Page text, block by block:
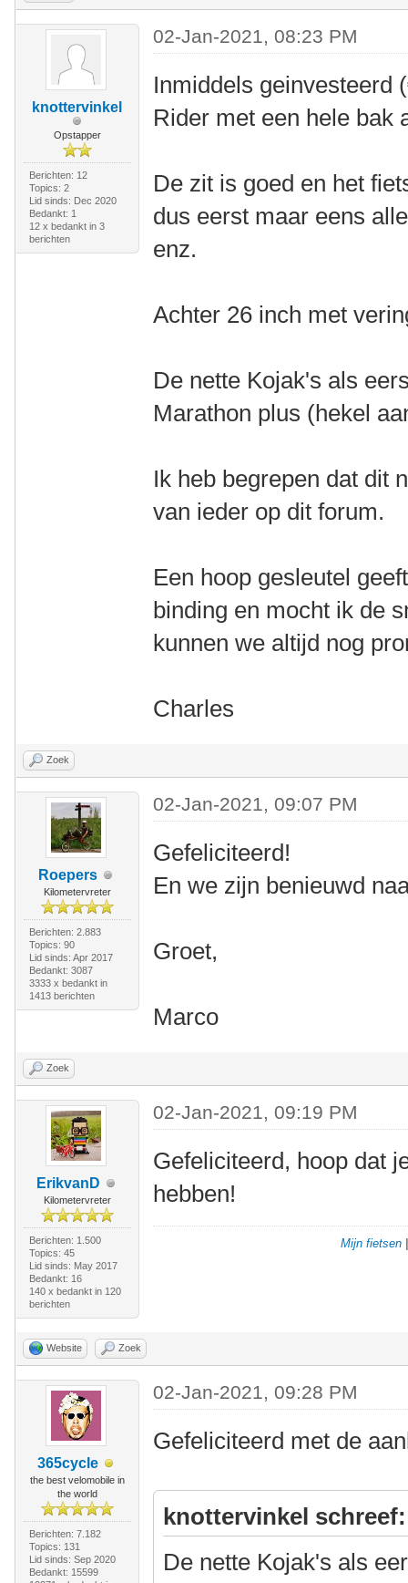
knottervinkel
Opstapper
Berichten: 12
Topics: 2
Lid sinds: Dec 2020
Bedankt: 1
12 x bedankt in 3
berichten
02-Jan-2021, 08:23 PM
Inmiddels geinvesteerd
Rider met een hele bak
De zit is goed en het
dus eerst maar eens
enz.
Achter 26 inch met
De nette Kojak's als
Marathon plus (hekel
Ik heb begrepen dat dit
van ieder op dit forum.
Een hoop gesleutel
binding en mocht ik de
kunnen we altijd nog
Charles
Zoek
Roepers
Kilometervreter
Berichten: 2.883
Topics: 90
Lid sinds: Apr 2017
Bedankt: 3087
3333 x bedankt in
1413 berichten
02-Jan-2021, 09:07 PM
Gefeliciteerd!
En we zijn benieuwd
Groet,
Marco
Zoek
ErikvanD
Kilometervreter
Berichten: 1.500
Topics: 45
Lid sinds: May 2017
Bedankt: 16
140 x bedankt in 120
berichten
02-Jan-2021, 09:19 PM
Gefeliciteerd, hoop dat
hebben!
Mijn fietsen
Website Zoek
365cycle
the best velomobile in
the world
Berichten: 7.182
Topics: 131
Lid sinds: Sep 2020
Bedankt: 15599
02-Jan-2021, 09:28 PM
Gefeliciteerd met de
knottervinkel schreef:
De nette Kojak's als